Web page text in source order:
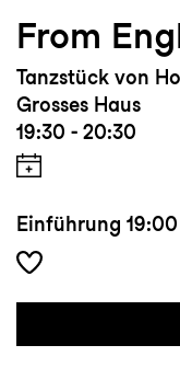
From
Tanzstück von
Grosses Haus
19:30 - 20:30
Einführung 19:00